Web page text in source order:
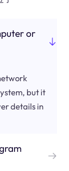
or
but it
details in